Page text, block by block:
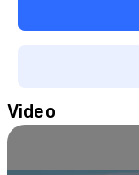
Video